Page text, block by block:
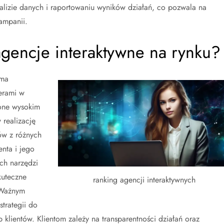
danych i raportowaniu wyników działań, co pozwala na
interaktywne na rynku?
ranking agencji interaktywnych
w
wysokim
realizację
z różnych
i jego
narzędzi
do
Klientom zależy na transparentności działań oraz